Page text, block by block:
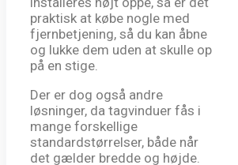
praktisk at købe nogle med
fjernbetjening, så du kan åbne
og lukke dem uden at skulle op
på en stige.
Der er dog også andre
løsninger, da tagvinduer fås i
mange forskellige
standardstørrelser, både når
det gælder bredde og højde.